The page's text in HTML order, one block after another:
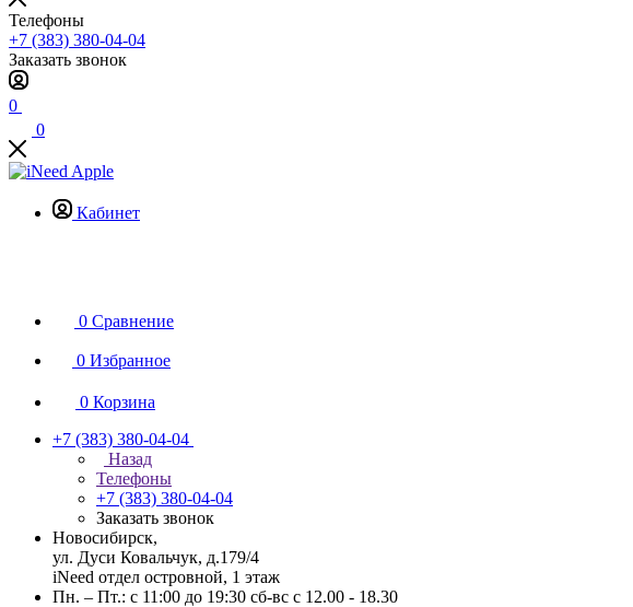
Телефоны
+7 (383) 380-04-04
Заказать звонок
0
0
Кабинет
0 Сравнение
0 Избранное
0 Корзина
+7 (383) 380-04-04
Назад
Телефоны
+7 (383) 380-04-04
Заказать звонок
Новосибирск,
ул. Дуси Ковальчук, д.179/4
iNeed отдел островной, 1 этаж
Пн. – Пт.: с 11:00 до 19:30 сб-вс с 12.00 - 18.30